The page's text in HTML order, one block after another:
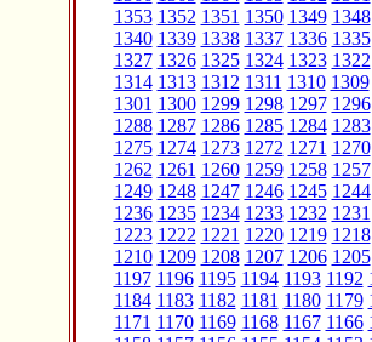
1353 1352 1351 1350 1349 1348
1340 1339 1338 1337 1336 1335
1327 1326 1325 1324 1323 1322
1314 1313 1312 1311 1310 1309
1301 1300 1299 1298 1297 1296
1288 1287 1286 1285 1284 1283
1275 1274 1273 1272 1271 1270
1262 1261 1260 1259 1258 1257
1249 1248 1247 1246 1245 1244
1236 1235 1234 1233 1232 1231
1223 1222 1221 1220 1219 1218
1210 1209 1208 1207 1206 1205
1197 1196 1195 1194 1193 1192
1184 1183 1182 1181 1180 1179
1171 1170 1169 1168 1167 1166